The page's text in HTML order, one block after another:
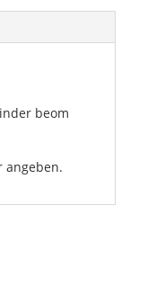
beom
angeben.